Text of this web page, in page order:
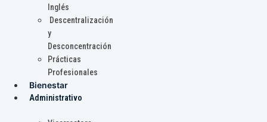
Inglés
Descentralización
y
Desconcentración
Prácticas
Profesionales
Bienestar
Administrativo